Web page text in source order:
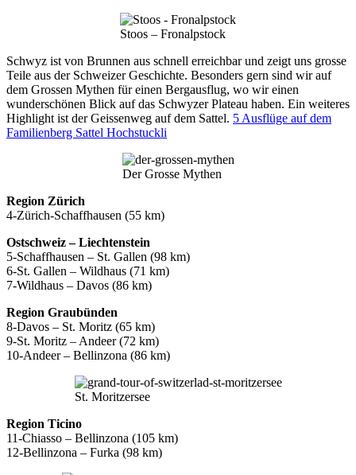
Stoos – Fronalpstock
Schwyz ist von Brunnen aus schnell erreichbar und zeigt uns grosse
Teile aus der Schweizer Geschichte. Besonders gern sind wir auf
dem Grossen Mythen für einen Bergausflug, wo wir einen
wunderschönen Blick auf das Schwyzer Plateau haben. Ein weiteres
Highlight ist der Geissenweg auf dem Sattel. 5 Ausflüge auf dem
Familienberg Sattel Hochstuckli
Der Grosse Mythen
Region Zürich
4-Zürich-Schaffhausen (55 km)
Ostschweiz – Liechtenstein
5-Schaffhausen – St. Gallen (98 km)
6-St. Gallen – Wildhaus (71 km)
7-Wildhaus – Davos (86 km)
Region Graubünden
8-Davos – St. Moritz (65 km)
9-St. Moritz – Andeer (72 km)
10-Andeer – Bellinzona (86 km)
St. Moritzersee
Region Ticino
11-Chiasso – Bellinzona (105 km)
12-Bellinzona – Furka (98 km)